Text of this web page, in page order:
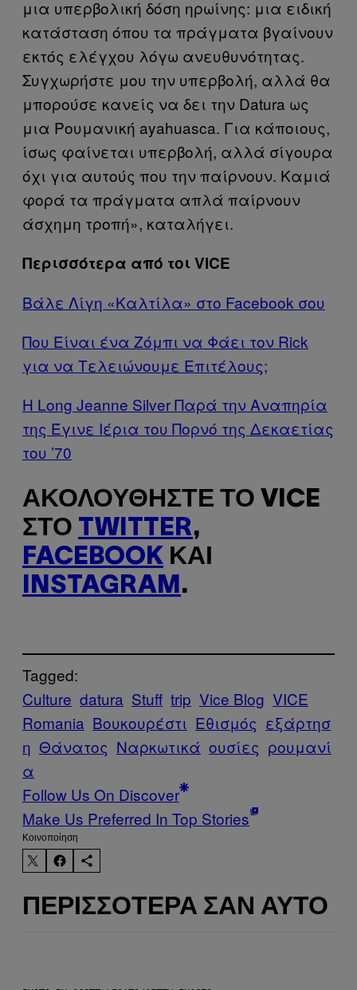
μια υπερβολική δόση ηρωίνης: μια ειδική
κατάσταση όπου τα πράγματα βγαίνουν
εκτός ελέγχου λόγω ανευθυνότητας.
Συγχωρήστε μου την υπερβολή, αλλά θα
μπορούσε κανείς να δει την Datura ως
μια Ρουμανική ayahuasca. Για κάποιους,
ίσως φαίνεται υπερβολή, αλλά σίγουρα
όχι για αυτούς που την παίρνουν. Καμιά
φορά τα πράγματα απλά παίρνουν
άσχημη τροπή», καταλήγει.
Περισσότερα από τοι VICE
Βάλε Λίγη «Καλτίλα» στο Facebook σου
Που Είναι ένα Ζόμπι να Φάει τον Rick
για να Τελειώνουμε Επιτέλους;
Η Long Jeanne Silver Παρά την Αναπηρία
της Έγινε Ιέρια του Πορνό της Δεκαετίας
του ’70
ΑΚΟΛΟΥΘΉΣΤΕ ΤΟ VICE
ΣΤΟ TWITTER,
FACEBOOK ΚΑΙ
INSTAGRAM .
Tagged:
Culture datura Stuff trip Vice Blog VICE
Romania Βουκουρέστι Εθισμός εξάρτησ
η Θάνατος Ναρκωτικά ουσίες ρουμανί
α
Follow Us On Discover
Make Us Preferred In Top Stories
Kοινοποίηση
ΠΕΡΙΣΣΌΤΕΡΑ ΣΑΝ ΑΥΤΌ